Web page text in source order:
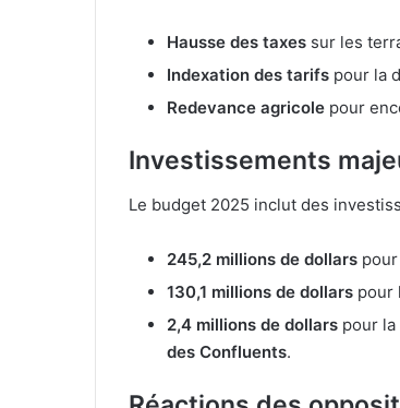
Hausse des taxes sur les
Indexation des tarifs pour la
Redevance agricole pour
Investissements
Le budget 2025 inclut des
245,2 millions de dollars
130,1 millions de dollars pour
2,4 millions de dollars pour
des Confluents.